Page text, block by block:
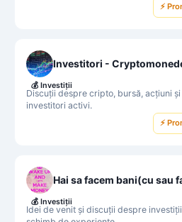
⚡
Discuții despre cripto, bursă, acțiuni
investitori activi.
💰 Investiții
⚡
Idei de venit și discuții despre
💰 Investiții